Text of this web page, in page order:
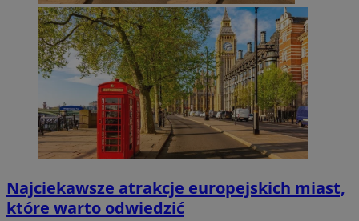
Najciekawsze atrakcje europejskich miast,
które warto odwiedzić